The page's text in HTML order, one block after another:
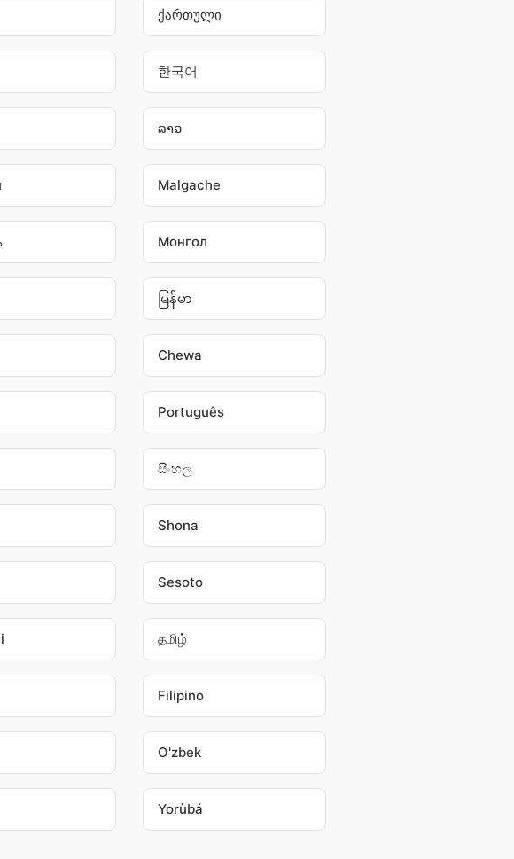
ქართული
한국어
ລາວ
Malgache
Монгол
မြန်မာ
Chewa
Português
සිංහල
Shona
Sesoto
தமிழ்
Filipino
O'zbek
Yorùbá